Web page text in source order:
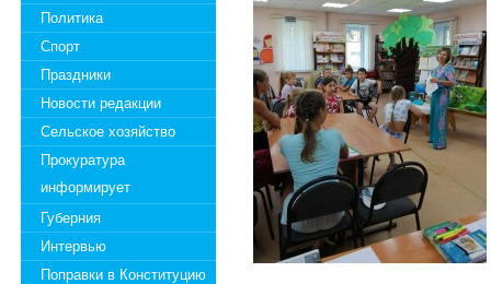
Политика
Спорт
Праздники
Новости редакции
Сельское хозяйство
Прокуратура
информирует
Губерния
Интервью
Поправки в Конституцию